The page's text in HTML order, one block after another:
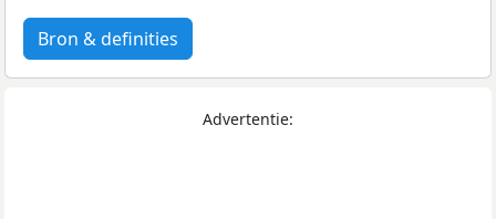
Bron & definities
Advertentie: